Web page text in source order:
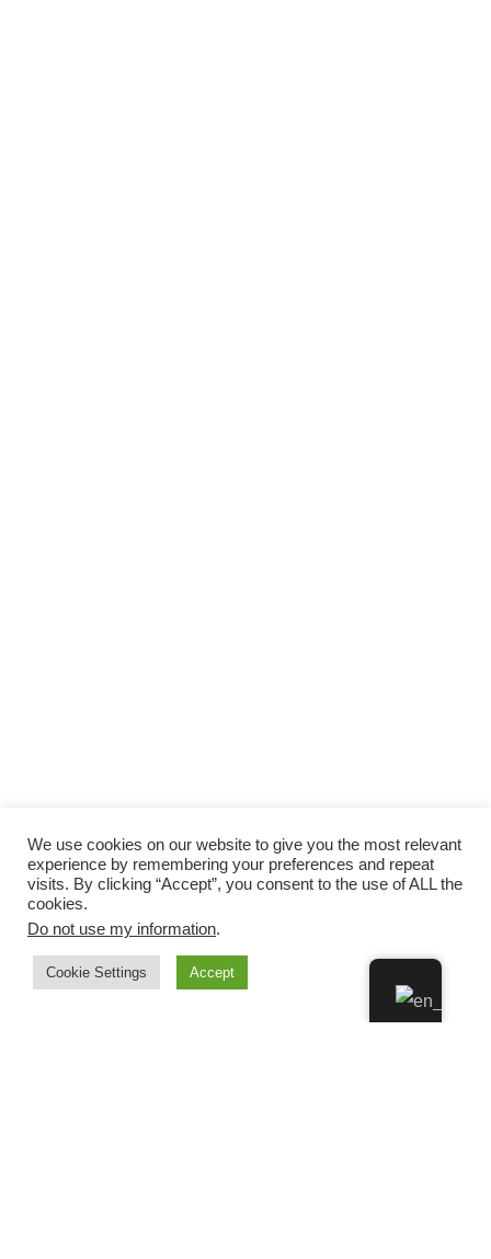
We use cookies on our website to give you the most relevant
experience by remembering your preferences and repeat
visits. By clicking “Accept”, you consent to the use of ALL the
cookies.
Do not use my information.
Cookie Settings Accept